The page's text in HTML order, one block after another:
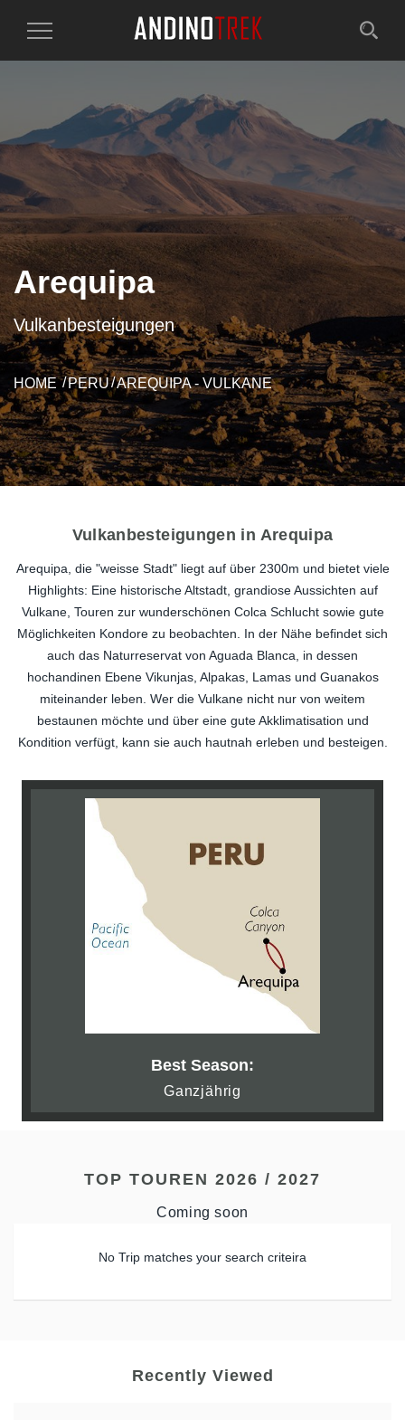
Toggle
Arequipa
Vulkanbesteigungen
HOME PERU AREQUIPA - VULKANE
Vulkanbesteigungen in Arequipa
Arequipa, die "weisse Stadt" liegt auf über 2300m und bietet viele
Highlights: Eine historische Altstadt, grandiose Aussichten auf
Vulkane, Touren zur wunderschönen Colca Schlucht sowie gute
Möglichkeiten Kondore zu beobachten. In der Nähe befindet sich
auch das Naturreservat von Aguada Blanca, in dessen
hochandinen Ebene Vikunjas, Alpakas, Lamas und Guanakos
miteinander leben. Wer die Vulkane nicht nur von weitem
bestaunen möchte und über eine gute Akklimatisation und
Kondition verfügt, kann sie auch hautnah erleben und besteigen.
Best Season:
Ganzjährig
TOP TOUREN 2026 / 2027
Coming soon
No Trip matches your search criteira
Recently Viewed